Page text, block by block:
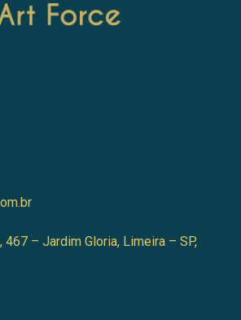
467 – Jardim Gloria, Limeira – SP,